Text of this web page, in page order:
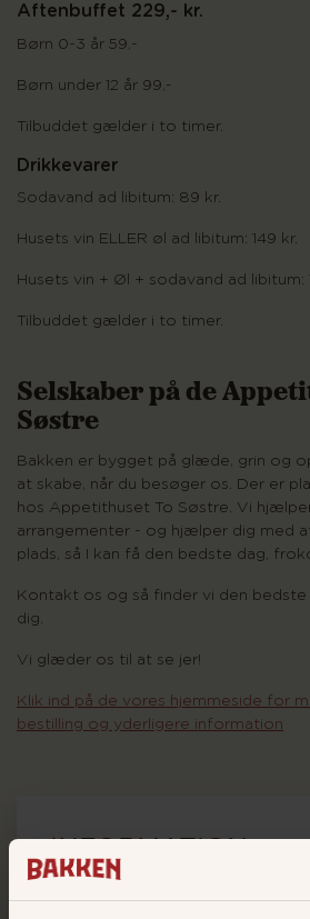
Aftenbuffet 229,- kr.
Børn 0-3 år 59,-
Børn under 12 år 99,-
Tilbuddet gælder i to timer.
Drikkevarer
Sodavand ad libitum: 89 kr.
Husets vin ELLER øl ad libitum: 149 kr.
Husets vin + Øl + sodavand ad libitum:
Tilbuddet gælder i to timer.
Selskaber på de
Søstre
Bakken er bygget på glæde, grin og
at skabe, når du besøger os. Der er
hos Appetithuset To Søstre. Vi
arrangementer - og hjælper dig med
plads, så I kan få den bedste dag,
Kontakt os og så finder vi den bedste
dig.
Vi glæder os til at se jer!
Klik ind på de vores hjemmeside for
bestilling og yderligere information